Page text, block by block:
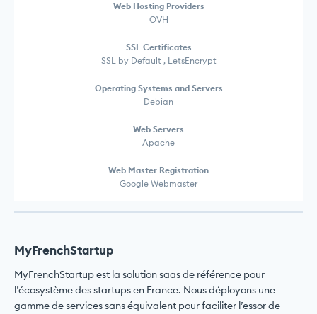
Web Hosting Providers
OVH
SSL Certificates
SSL by Default , LetsEncrypt
Operating Systems and Servers
Debian
Web Servers
Apache
Web Master Registration
Google Webmaster
MyFrenchStartup
MyFrenchStartup est la solution saas de référence pour
l’écosystème des startups en France. Nous déployons une
gamme de services sans équivalent pour faciliter l’essor de